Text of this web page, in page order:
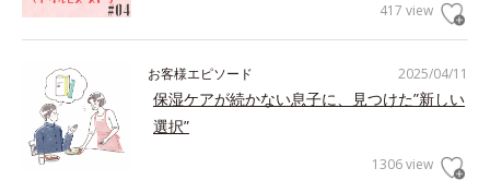
417 view
2025/04/11
お客様エピソード
保湿ケアが続かない息子に、見つけた”新しい
選択”
1306 view